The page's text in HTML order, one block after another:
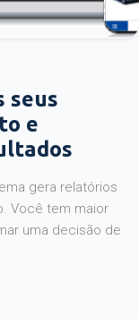
seus
e
gera relatórios
Você tem maior
uma decisão de